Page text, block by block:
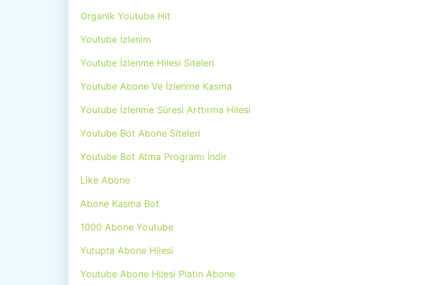
Organik Youtube Hit
Youtube İzlenim
Youtube İzlenme Hilesi Siteleri
Youtube Abone Ve İzlenme Kasma
Youtube İzlenme Süresi Arttırma Hilesi
Youtube Bot Abone Siteleri
Youtube Bot Atma Programı İndir
Like Abone
Abone Kasma Bot
1000 Abone Youtube
Yutupta Abone Hilesi
Youtube Abone Hilesi Platin Abone